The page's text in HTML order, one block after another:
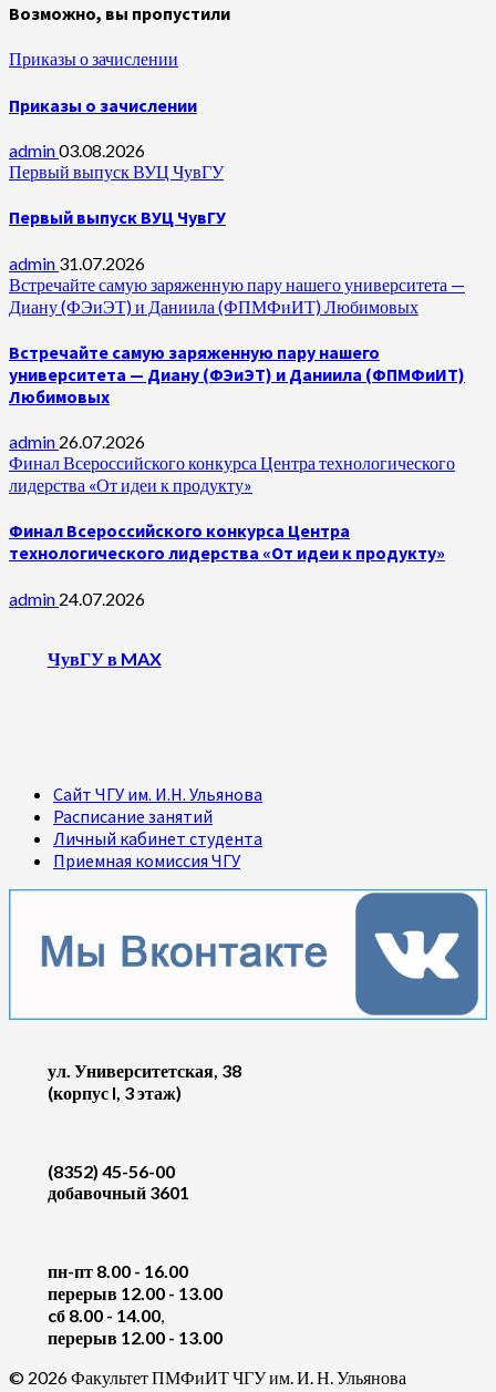
Возможно, вы пропустили
Приказы о зачислении
Приказы о зачислении
admin03.08.2026
Первый выпуск ВУЦ ЧувГУ
Первый выпуск ВУЦ ЧувГУ
admin 31.07.2026
Встречайте самую заряженную пару нашего университета —
Диану (ФЭиЭТ) и Даниила (ФПМФиИТ) Любимовых
Встречайте самую заряженную пару нашего
университета — Диану (ФЭиЭТ) и Даниила (ФПМФиИТ)
Любимовых
admin 26.07.2026
Финал Всероссийского конкурса Центра технологического
лидерства «От идеи к продукту»
Финал Всероссийского конкурса Центра
технологического лидерства «От идеи к продукту»
admin 24.07.2026
ЧувГУ в MAX
Сайт ЧГУ им. И.Н. Ульянова
Расписание занятий
Личный кабинет студента
Приемная комиссия ЧГУ
ул. Университетская, 38
(корпус I, 3 этаж)
(8352) 45-56-00
добавочный 3601
пн-пт 8.00 - 16.00
перерыв 12.00 - 13.00
cб 8.00 - 14.00,
перерыв 12.00 - 13.00
© 2026 Факультет ПМФиИТ ЧГУ им. И. Н. Ульянова